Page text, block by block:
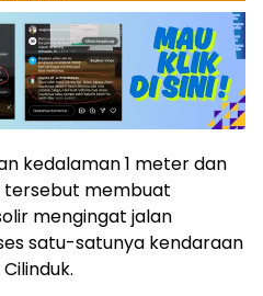
kedalaman 1 meter dan
tersebut membuat
mengingat jalan
satu-satunya kendaraan